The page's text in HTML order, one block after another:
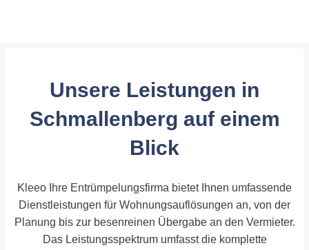
Unsere Leistungen in
Schmallenberg auf einem
Blick
Kleeo Ihre Entrümpelungsfirma bietet Ihnen umfassende
Dienstleistungen für Wohnungsauflösungen an, von der
Planung bis zur besenreinen Übergabe an den Vermieter.
Das Leistungsspektrum umfasst die komplette